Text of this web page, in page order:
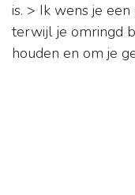
is. > Ik wens je
terwijl je omringd
houden en om je